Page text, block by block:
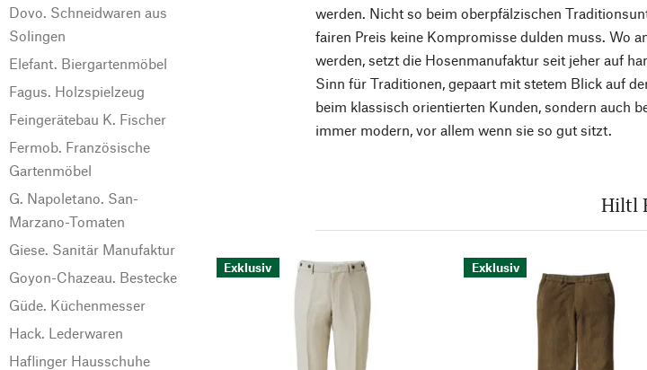
Dovo. Schneidwaren aus
Solingen
Elefant. Biergartenmöbel
Fagus. Holzspielzeug
Feingerätebau K. Fischer
Fermob. Französische
Gartenmöbel
G. Napoletano. San-
Marzano-Tomaten
Giese. Sanitär Manufaktur
Goyon-Chazeau. Bestecke
Güde. Küchenmesser
Hack. Lederwaren
Haflinger Hausschuhe
werden. Nicht so beim oberpfälzischen
fairen Preis keine Kompromisse dulden muss. Wo
werden, setzt die Hosenmanufaktur seit jeher auf
Sinn für Traditionen, gepaart mit stetem Blick auf
beim klassisch orientierten Kunden, sondern auch
immer modern, vor allem wenn sie so gut sitzt.
Hiltl
Exklusiv Exklusiv